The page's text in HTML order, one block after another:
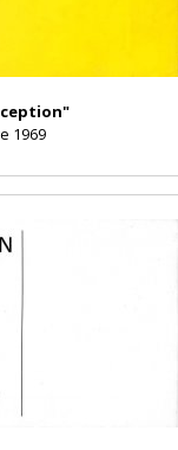
1969